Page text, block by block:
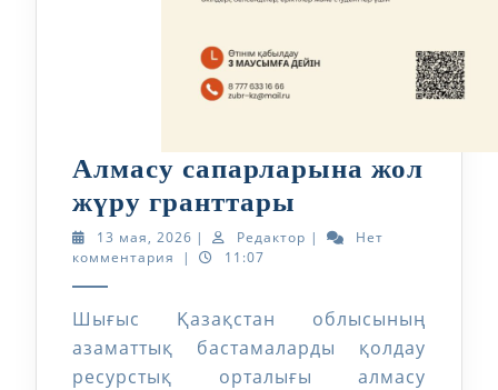
Алмасу сапарларына жол
жүру гранттары
сапарларына
гранттары
13 мая, 2026 13
мая,
| Редактор Редактор
|
Нет
комментария
| 11:07
Шығыс Қазақстан облысының
азаматтық бастамаларды қолдау
ресурстық орталығы алмасу